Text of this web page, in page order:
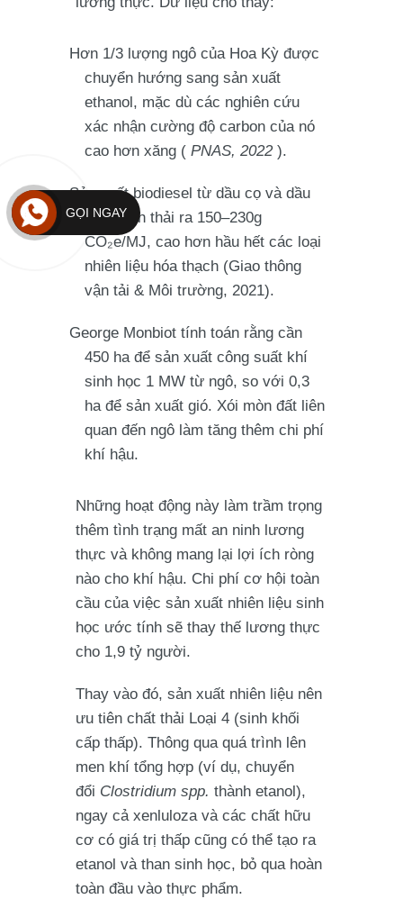
Hơn 1/3 lượng ngô của Hoa Kỳ được
chuyển hướng sang sản xuất
ethanol, mặc dù các nghiên cứu
xác nhận cường độ carbon của nó
cao hơn xăng ( PNAS, 2022).
Sản xuất biodiesel từ dầu cọ và dầu
đậu nành thải ra 150–230g
CO₂e/MJ, cao hơn hầu hết các loại
nhiên liệu hóa thạch (Giao thông
vận tải & Môi trường, 2021).
George Monbiot tính toán rằng cần
450 ha để sản xuất công suất khí
sinh học 1 MW từ ngô, so với 0,3
ha để sản xuất gió. Xói mòn đất liên
quan đến ngô làm tăng thêm chi phí
khí hậu.
Những hoạt động này làm trầm trọng
thêm tình trạng mất an ninh lương
thực và không mang lại lợi ích ròng
nào cho khí hậu. Chi phí cơ hội toàn
cầu của việc sản xuất nhiên liệu sinh
học ước tính sẽ thay thế lương thực
cho 1,9 tỷ người.
Thay vào đó, sản xuất nhiên liệu nên
ưu tiên chất thải Loại 4 (sinh khối
cấp thấp). Thông qua quá trình lên
men khí tổng hợp (ví dụ, chuyển
đổi Clostridium spp. thành etanol),
ngay cả xenluloza và các chất hữu
cơ có giá trị thấp cũng có thể tạo ra
etanol và than sinh học, bỏ qua hoàn
toàn đầu vào thực phẩm.
GỌI NGAY